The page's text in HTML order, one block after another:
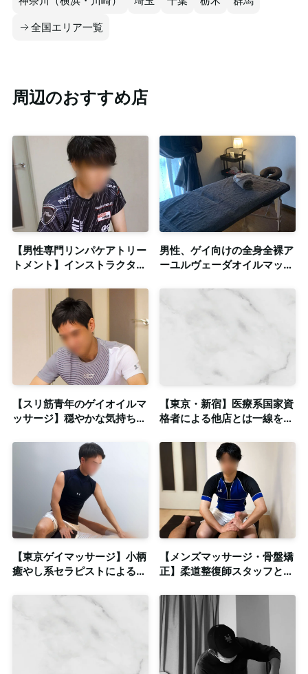
全国エリア一覧
周辺のおすすめ店
【男性専門リンパケアトリー
トメント】インストラクター
ージ＋ペアストレッチ【出張
歓迎/完全予約制】
男性、ゲイ向けの全身全裸ア
ーユルヴェーダオイルマッサ
【スリ筋青年のゲイオイルマ
ッサージ】穏やかな気持ちを
個室も完備
【東京・新宿】医療系国家資
格者による他店とは一線を画
で！◎個室完備
【東京ゲイマッサージ】小柄
癒やし系セラピストによる本
◎個室・出張
【メンズマッサージ・骨盤矯
正】柔道整復師スタッフとの
備